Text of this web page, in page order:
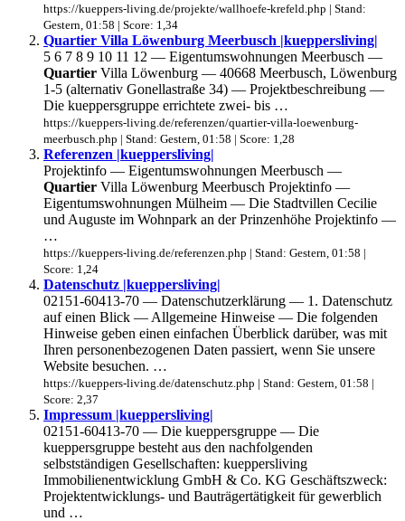
https://kueppers-living.de/projekte/wallhoefe-krefeld.php | Stand:
Gestern, 01:58 | Score: 1,34
Quartier Villa Löwenburg Meerbusch |kueppersliving|
5 6 7 8 9 10 11 12 — Eigentumswohnungen Meerbusch —
Quartier Villa Löwenburg — 40668 Meerbusch, Löwenburg
1-5 (alternativ Gonellastraße 34) — Projektbeschreibung —
Die kueppersgruppe errichtete zwei- bis …
https://kueppers-living.de/referenzen/quartier-villa-loewenburg-
meerbusch.php | Stand: Gestern, 01:58 | Score: 1,28
Referenzen |kueppersliving|
Projektinfo — Eigentumswohnungen Meerbusch —
Quartier Villa Löwenburg Meerbusch Projektinfo —
Eigentumswohnungen Mülheim — Die Stadtvillen Cecilie
und Auguste im Wohnpark an der Prinzenhöhe Projektinfo —
…
https://kueppers-living.de/referenzen.php | Stand: Gestern, 01:58 |
Score: 1,24
Datenschutz |kueppersliving|
02151-60413-70 — Datenschutzerklärung — 1. Datenschutz
auf einen Blick — Allgemeine Hinweise — Die folgenden
Hinweise geben einen einfachen Überblick darüber, was mit
Ihren personenbezogenen Daten passiert, wenn Sie unsere
Website besuchen. …
https://kueppers-living.de/datenschutz.php | Stand: Gestern, 01:58 |
Score: 2,37
Impressum |kueppersliving|
02151-60413-70 — Die kueppersgruppe — Die
kueppersgruppe besteht aus den nachfolgenden
selbstständigen Gesellschaften: kueppersliving
Immobilienentwicklung GmbH & Co. KG Geschäftszweck:
Projektentwicklungs- und Bauträgertätigkeit für gewerblich
und …